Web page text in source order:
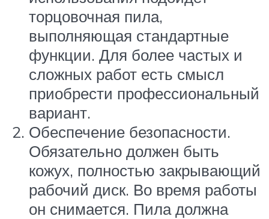
торцовочная пила,
выполняющая стандартные
функции. Для более частых и
сложных работ есть смысл
приобрести профессиональный
вариант.
Обеспечение безопасности.
Обязательно должен быть
кожух, полностью закрывающий
рабочий диск. Во время работы
он снимается. Пила должна